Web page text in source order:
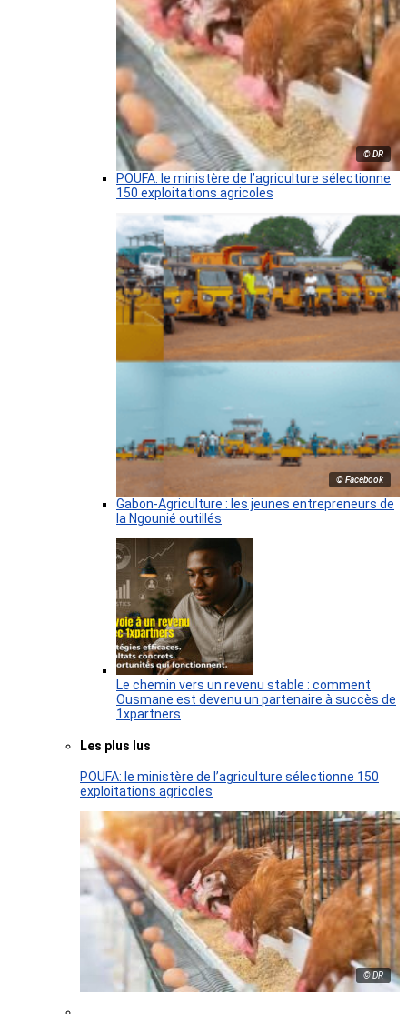
© DR
POUFA: le ministère de l’agriculture sélectionne
150 exploitations agricoles
© Facebook
Gabon-Agriculture : les jeunes entrepreneurs de
la Ngounié outillés
Le chemin vers un revenu stable : comment
Ousmane est devenu un partenaire à succès de
1xpartners
Les plus lus
POUFA: le ministère de l’agriculture sélectionne 150
exploitations agricoles
© DR